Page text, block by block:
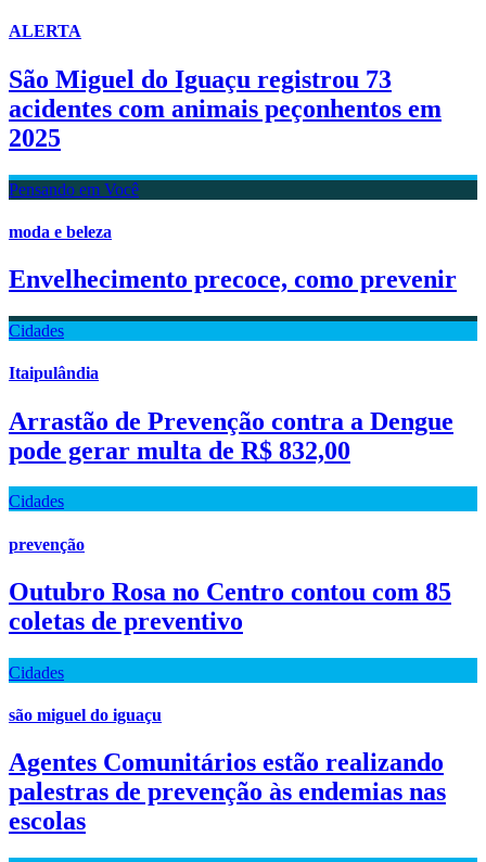
ALERTA
São Miguel do Iguaçu registrou 73
acidentes com animais peçonhentos em
2025
Pensando em Você
moda e beleza
Envelhecimento precoce, como prevenir
Cidades
Itaipulândia
Arrastão de Prevenção contra a Dengue
pode gerar multa de R$ 832,00
Cidades
prevenção
Outubro Rosa no Centro contou com 85
coletas de preventivo
Cidades
são miguel do iguaçu
Agentes Comunitários estão realizando
palestras de prevenção às endemias nas
escolas